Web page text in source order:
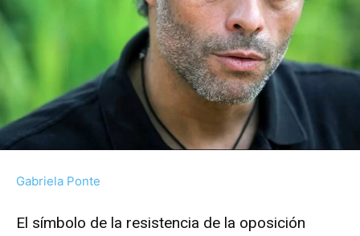
Gabriela Ponte
El símbolo de la resistencia de la oposición